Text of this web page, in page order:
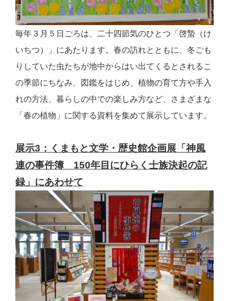
毎年３月５日ごろは、二十四節気のひとつ「啓蟄（け
いちつ）」にあたります。春の訪れとともに、冬ごも
りしていた虫たちが地中からはい出てくるとされるこ
の季節にちなみ、図鑑をはじめ、植物の育て方や手入
れの方法、暮らしの中での楽しみ方など、さまざまな
「春の植物」に関する資料を集めて展示しています。
展示3：くまもと文学・歴史館企画展「神風
連の事件簿 150年目にひらく士族決起の記
録」にあわせて